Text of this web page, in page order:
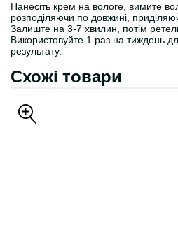
Нанесіть крем на вологе, вимите
розподіляючи по довжині,
Залиште на 3-7 хвилин, потім
Використовуйте 1 раз на тиждень
результату.
Схожі товари